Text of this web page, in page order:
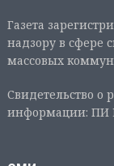
Газета
надзору в сфере
массовых
Свидетельство о
информации: ПИ